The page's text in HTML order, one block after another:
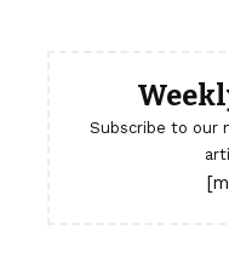
Subscribe to our